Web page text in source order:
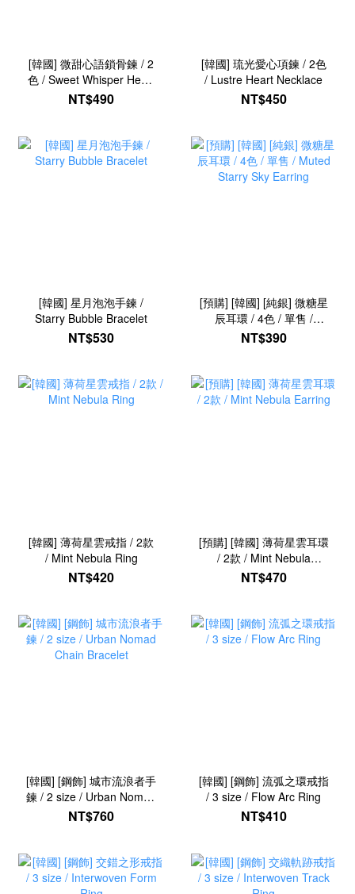
[韓國] 微甜心語鎖骨鍊 / 2
色 / Sweet Whisper Heart
Necklace
NT$490
[韓國] 琉光愛心項鍊 / 2色
/ Lustre Heart Necklace
NT$450
[韓國] 星月泡泡手鍊 /
Starry Bubble Bracelet
NT$530
[預購] [韓國] [純銀] 微糖星
辰耳環 / 4色 / 單售 /
Muted Starry Sky Earring
NT$390
[韓國] 薄荷星雲戒指 / 2款
/ Mint Nebula Ring
NT$420
[預購] [韓國] 薄荷星雲耳環
/ 2款 / Mint Nebula
Earring
NT$470
[韓國] [鋼飾] 城市流浪者手
鍊 / 2 size / Urban Nomad
Chain Bracelet
NT$760
[韓國] [鋼飾] 流弧之環戒指
/ 3 size / Flow Arc Ring
NT$410